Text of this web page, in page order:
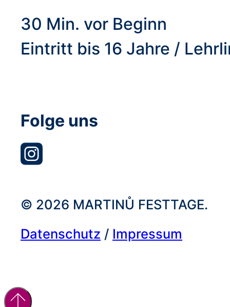
30 Min. vor Beginn
Eintritt bis 16 Jahre /
Folge uns
© 2026 MARTINŮ FESTTAGE.
Datenschutz / Impressum